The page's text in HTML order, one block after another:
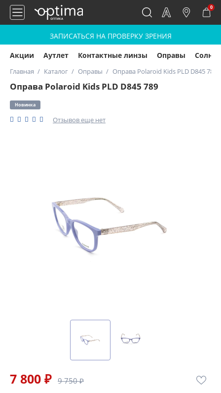
0
ЗАПИСАТЬСЯ НА ПРОВЕРКУ ЗРЕНИЯ
Акции Аутлет Контактные линзы Оправы
Главная Каталог Оправы Оправа Polaroid Kids PLD D845 789
Оправа Polaroid Kids PLD D845 789
Новинка
Отзывов еще нет
7 800 ₽ 9 750 ₽